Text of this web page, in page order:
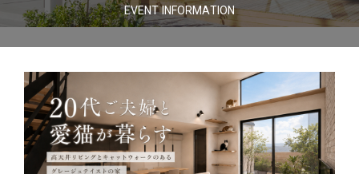
EVENT INFORMATION